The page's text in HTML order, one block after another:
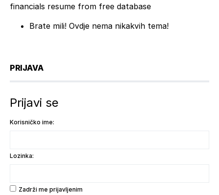
financials resume from free database
Brate mili! Ovdje nema nikakvih tema!
PRIJAVA
Prijavi se
Korisničko ime:
Lozinka:
Zadrži me prijavljenim